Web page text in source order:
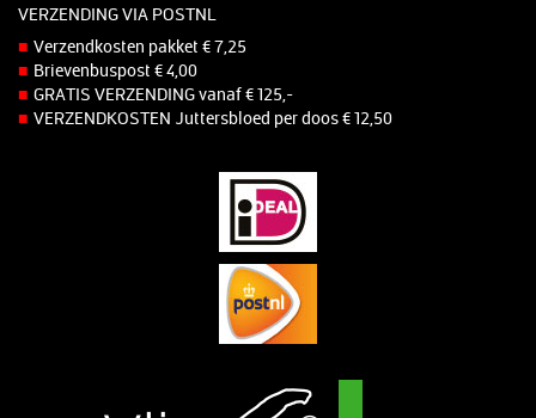
VERZENDING VIA POSTNL
Verzendkosten pakket € 7,25
Brievenbuspost € 4,00
GRATIS VERZENDING vanaf € 125,-
VERZENDKOSTEN Juttersbloed per doos € 12,50